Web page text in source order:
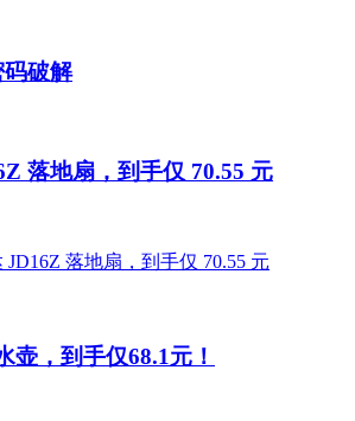
破解
落地扇，到手仅 70.55 元
壶，到手仅68.1元！